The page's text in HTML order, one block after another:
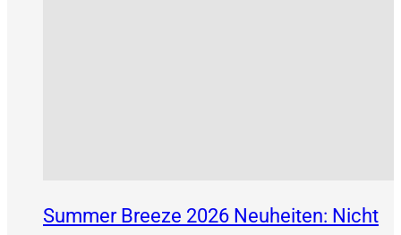
Summer Breeze 2026 Neuheiten: Nicht